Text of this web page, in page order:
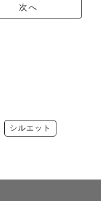
次へ
シルエット